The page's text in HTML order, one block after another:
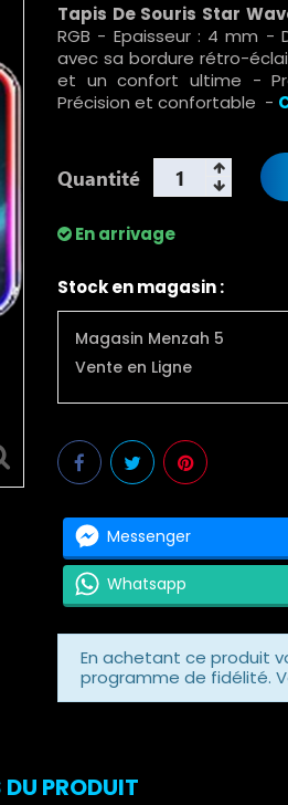
Tapis De Souris Star
RGB - Epaisseur : 4 mm -
avec sa bordure rétro-
et un confort ultime -
Précision et confortable -
Quantité
En arrivage
Stock en magasin :
Magasin Menzah 5
Vente en Ligne
Messenger
Whatsapp
En achetant ce produit
programme de fidélité.
PRODUIT